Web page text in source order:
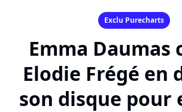
Exclu Purecharts
Emma Daumas
Elodie Frégé en
son disque pour